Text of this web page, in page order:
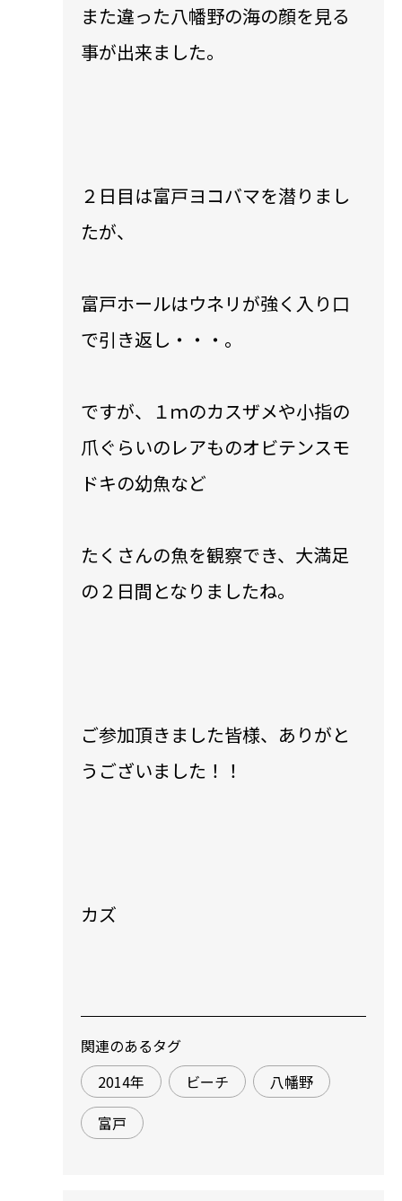
また違った八幡野の海の顔を見る
事が出来ました。
２日目は富戸ヨコバマを潜りまし
たが、
富戸ホールはウネリが強く入り口
で引き返し・・・。
ですが、１ｍのカスザメや小指の
爪ぐらいのレアものオビテンスモ
ドキの幼魚など
たくさんの魚を観察でき、大満足
の２日間となりましたね。
ご参加頂きました皆様、ありがと
うございました！！
カズ
関連のあるタグ
2014年
ビーチ
八幡野
富戸